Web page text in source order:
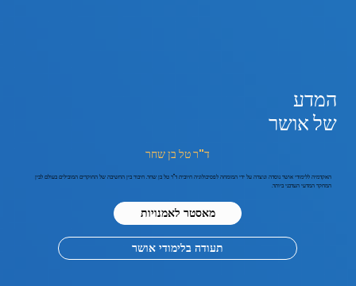
המדע
של אושר
ד"ר טל בן שחר
האקדמיה ללימודי אושר נוסדה ונוצרה על ידי המומחה לפסיכולוגיה חיובית ד"ר טל בן שחר. חיבור בין החשיבה של החוקרים המובילים בעולם לבין
המחקר המדעי העדכני ביותר.
מאסטר לאמנויות
תעודה בלימודי אושר